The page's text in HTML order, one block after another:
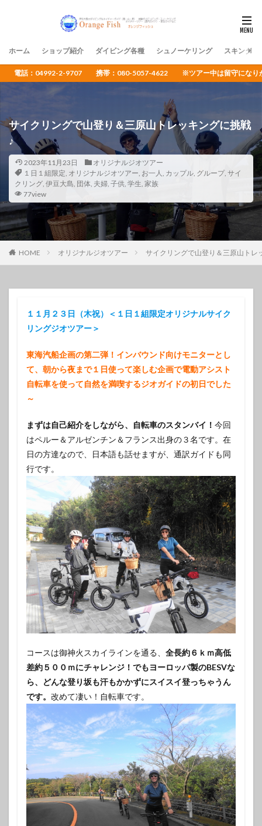
ホーム ショップ紹介 ダイビング各種 シュノーケリング スキンダイ
電話：04992-2-9707 携帯：080-5057-4622 ※ツアー中は留守になりがち
サイクリングで山登り＆三原山トレッキングに挑戦
♪
2023年11月23日
オリジナルジオツアー
１日１組限定, オリジナルジオツアー, お一人, カップル, グループ, サイ
クリング, 伊豆大島, 団体, 夫婦, 子供, 学生, 家族
77view
HOME オリジナルジオツアー サイクリングで山登り＆三原山トレ
１１月２３日（木祝）＜１日１組限定オリジナルサイク
リングジオツアー＞
東海汽船企画の第二弾！インバウンド向けモニターとし
て、朝から夜まで１日使って楽しむ企画で電動アシスト
自転車を使って自然を満喫するジオガイドの初日でした
～
まずは自己紹介をしながら、自転車のスタンバイ！ 今回
はペルー＆アルゼンチン＆フランス出身の３名です。在
日の方達なので、日本語も話せますが、通訳ガイドも同
行です。
コースは御神火スカイラインを通る、 全長約６ｋｍ高低
差約５００ｍにチャレンジ！でもヨーロッパ製のBESVな
ら、どんな登り坂も汗もかかずにスイスイ登っちゃうん
です。 改めて凄い！自転車です。